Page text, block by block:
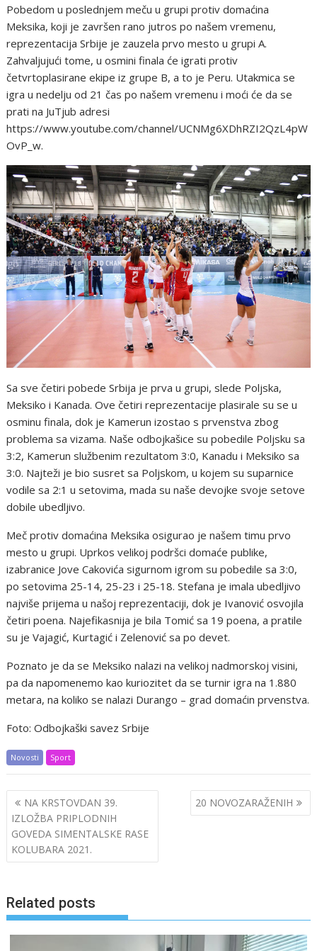
Pobedom u poslednjem meču u grupi protiv domaćina
Meksika, koji je završen rano jutros po našem vremenu,
reprezentacija Srbije je zauzela prvo mesto u grupi A.
Zahvaljujući tome, u osmini finala će igrati protiv
četvrtoplasirane ekipe iz grupe B, a to je Peru. Utakmica se
igra u nedelju od 21 čas po našem vremenu i moći će da se
prati na JuTjub adresi
https://www.youtube.com/channel/UCNMg6XDhRZI2QzL4pW
OvP_w.
Sa sve četiri pobede Srbija je prva u grupi, slede Poljska,
Meksiko i Kanada. Ove četiri reprezentacije plasirale su se u
osminu finala, dok je Kamerun izostao s prvenstva zbog
problema sa vizama. Naše odbojkašice su pobedile Poljsku sa
3:2, Kamerun službenim rezultatom 3:0, Kanadu i Meksiko sa
3:0. Najteži je bio susret sa Poljskom, u kojem su suparnice
vodile sa 2:1 u setovima, mada su naše devojke svoje setove
dobile ubedljivo.
Meč protiv domaćina Meksika osigurao je našem timu prvo
mesto u grupi. Uprkos velikoj podršci domaće publike,
izabranice Jove Cakovića sigurnom igrom su pobedile sa 3:0,
po setovima 25-14, 25-23 i 25-18. Stefana je imala ubedljivo
najviše prijema u našoj reprezentaciji, dok je Ivanović osvojila
četiri poena. Najefikasnija je bila Tomić sa 19 poena, a pratile
su je Vajagić, Kurtagić i Zelenović sa po devet.
Poznato je da se Meksiko nalazi na velikoj nadmorskoj visini,
pa da napomenemo kao kuriozitet da se turnir igra na 1.880
metara, na koliko se nalazi Durango – grad domaćin prvenstva.
Foto: Odbojkaški savez Srbije
Novosti Sport
Post
navigation
NA KRSTOVDAN 39.
IZLOŽBA PRIPLODNIH
GOVEDA SIMENTALSKE RASE
KOLUBARA 2021.
20 NOVOZARAŽENIH
Related posts